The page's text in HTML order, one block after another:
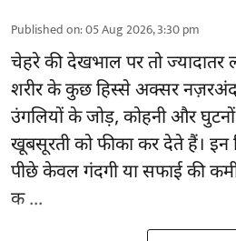
Published on:05 Aug 2026, 3:30 pm
चेहरे की देखभालपर तो
शरीर के कुछ हिस्से अक्सर
उंगलियों के जोड़, कोहनी और
खूबसूरती को फीका कर देते हैं। इन
पीछे केवल गंदगी या सफाई की कमी
क ...